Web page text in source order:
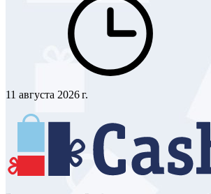
11 августа 2026 г.